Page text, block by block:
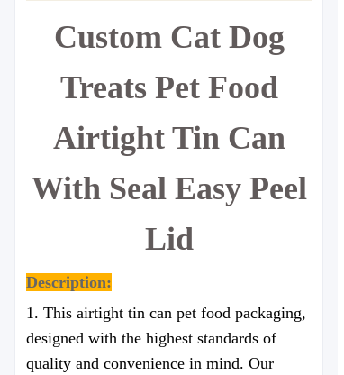
Custom Cat Dog
Treats Pet Food
Airtight Tin Can
With Seal Easy Peel
Lid
Description:
1. This airtight tin can pet food packaging,
designed with the highest standards of
quality and convenience in mind. Our